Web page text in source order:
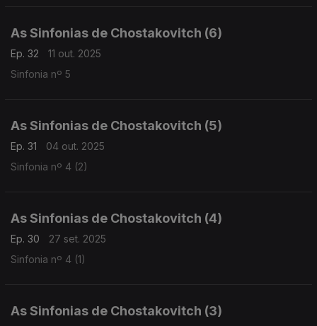
As Sinfonias de Chostakovitch (6)
Ep. 32
11 out. 2025
Sinfonia nº 5
As Sinfonias de Chostakovitch (5)
Ep. 31
04 out. 2025
Sinfonia nº 4 (2)
As Sinfonias de Chostakovitch (4)
Ep. 30
27 set. 2025
Sinfonia nº 4 (1)
As Sinfonias de Chostakovitch (3)